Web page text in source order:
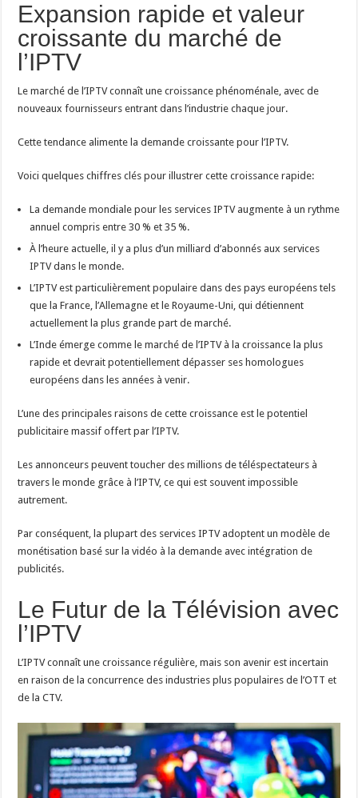
Expansion rapide et valeur
croissante du marché de
l’IPTV
Le marché de l’IPTV connaît une croissance phénoménale, avec de
nouveaux fournisseurs entrant dans l’industrie chaque jour.
Cette tendance alimente la demande croissante pour l’IPTV.
Voici quelques chiffres clés pour illustrer cette croissance rapide:
La demande mondiale pour les services IPTV augmente à un rythme
annuel compris entre 30 % et 35 %.
À l’heure actuelle, il y a plus d’un milliard d’abonnés aux services
IPTV dans le monde.
L’IPTV est particulièrement populaire dans des pays européens tels
que la France, l’Allemagne et le Royaume-Uni, qui détiennent
actuellement la plus grande part de marché.
L’Inde émerge comme le marché de l’IPTV à la croissance la plus
rapide et devrait potentiellement dépasser ses homologues
européens dans les années à venir.
L’une des principales raisons de cette croissance est le potentiel
publicitaire massif offert par l’IPTV.
Les annonceurs peuvent toucher des millions de téléspectateurs à
travers le monde grâce à l’IPTV, ce qui est souvent impossible
autrement.
Par conséquent, la plupart des services IPTV adoptent un modèle de
monétisation basé sur la vidéo à la demande avec intégration de
publicités.
Le Futur de la Télévision avec
l’IPTV
L’IPTV connaît une croissance régulière, mais son avenir est incertain
en raison de la concurrence des industries plus populaires de l’OTT et
de la CTV.